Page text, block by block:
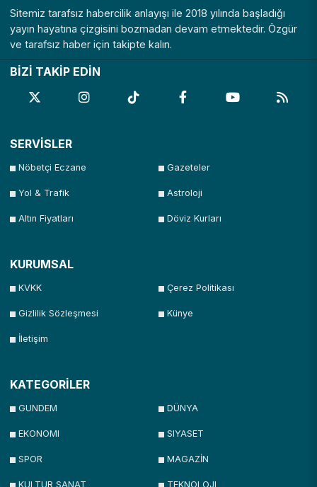
Sitemiz tarafsız habercilik anlayışı ile 2018 yılında başladığı
yayın hayatına çizgisini bozmadan devam etmektedir. Özgür
ve tarafsız haber için takipte kalın.
BİZİ TAKİP EDİN
SERVİSLER
Nöbetçi Eczane Gazeteler
Yol & Trafik Astroloji
Altın Fiyatları Döviz Kurları
KURUMSAL
KVKK Çerez Politikası
Gizlilik Sözleşmesi Künye
İletişim
KATEGORİLER
GUNDEM DÜNYA
EKONOMI SIYASET
SPOR MAGAZİN
KULTUR SANAT TEKNOLOJI